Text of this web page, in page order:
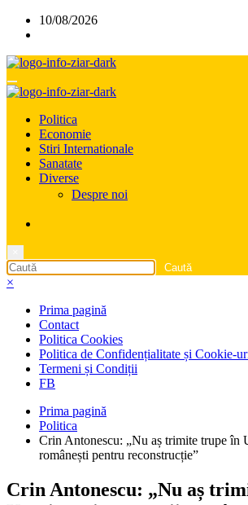
10/08/2026
Politica
Economie
Stiri Internationale
Sanatate
Diverse
Despre noi
×
Prima pagină
Contact
Politica Cookies
Politica de Confidențialitate și Cookie-
Termeni și Condiții
FB
Prima pagină
Politica
Crin Antonescu: „Nu aș trimite trupe în
românești pentru reconstrucție”
Crin Antonescu: „Nu aș